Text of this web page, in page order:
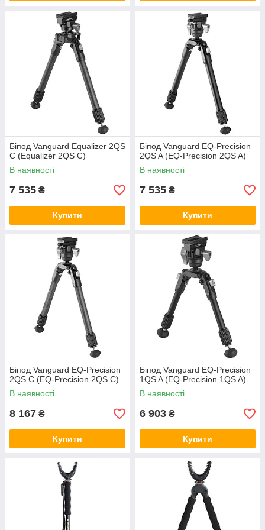
Біпод Vanguard Equalizer 2QS
C (Equalizer 2QS C)
В наявності
7 535 ₴
Купити
Біпод Vanguard EQ-Precision
2QS A (EQ-Precision 2QS A)
В наявності
7 535 ₴
Купити
Біпод Vanguard EQ-Precision
2QS C (EQ-Precision 2QS C)
В наявності
8 167 ₴
Купити
Біпод Vanguard EQ-Precision
1QS A (EQ-Precision 1QS A)
В наявності
6 903 ₴
Купити